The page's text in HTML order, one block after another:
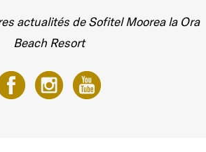
actualités de Sofitel Moorea la Ora
Beach Resort